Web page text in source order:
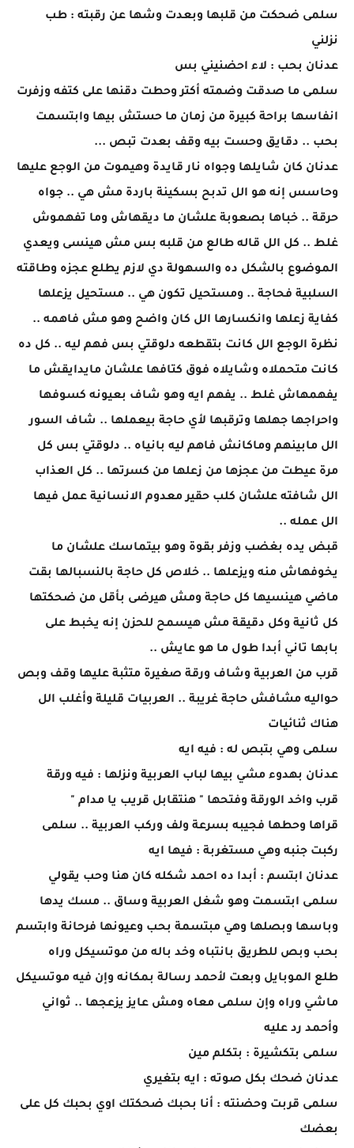
سلمى ضحكت من قلبها وبعدت وشها عن رقبته : طب
نزلني
عدنان بحب : لاء احضنيني بس
سلمى ما صدقت وضمته أكتر وحطت دقنها على كتفه وزفرت
انفاسها براحة كبيرة من زمان ما حستش بيها وابتسمت
بحب .. دقايق وحست بيه وقف بعدت تبص ...
عدنان كان شايلها وجواه نار قايدة وهيموت من الوجع عليها
وحاسس إنه هو الل تدبح بسكينة باردة مش هي .. جواه
حرقة .. خباها بصعوبة علشان ما ديقهاش وما تفهموش
غلط .. كل الل قاله طالع من قلبه بس مش هينسى ويعدي
الموضوع بالشكل ده والسهولة دي لازم يطلع عجزه وطاقته
السلبية فحاجة .. ومستحيل تكون هي .. مستحيل يزعلها
كفاية زعلها وانكسارها الل كان واضح وهو مش فاهمه ..
نظرة الوجع الل كانت بتقطعه دلوقتي بس فهم ليه .. كل ده
كانت متحملاه وشايلاه فوق كتافها علشان مايدايقش ما
يفهمهاش غلط .. يفهم ايه وهو شاف بعيونه كسوفها
واحراجها جهلها وترقبها لأي حاجة بيعملها .. شاف السور
الل مابينهم وماكانش فاهم ليه بانياه .. دلوقتي بس كل
مرة عيطت من عجزها من زعلها من كسرتها .. كل العذاب
الل شافته علشان كلب حقير معدوم الانسانية عمل فيها
الل عمله ..
قبض يده بغضب وزفر بقوة وهو بيتماسك علشان ما
يخوفهاش منه ويزعلها .. خلاص كل حاجة بالنسبالها بقت
ماضي هينسيها كل حاجة ومش هيرضى بأقل من ضحكتها
كل ثانية وكل دقيقة مش هيسمح للحزن إنه يخبط على
بابها تاني أبدا طول ما هو عايش ..
قرب من العربية وشاف ورقة صغيرة متثبة عليها وقف وبص
حواليه مشافش حاجة غريبة .. العربيات قليلة وأغلب الل
هناك ثنائيات
سلمى وهي بتبص له : فيه ايه
عدنان بهدوء مشي بيها لباب العربية ونزلها : فيه ورقة
قرب واخد الورقة وفتحها " هنتقابل قريب يا مدام "
قراها وحطها فجيبه بسرعة ولف وركب العربية .. سلمى
ركبت جنبه وهي مستغربة : فيها ايه
عدنان ابتسم : أبدا ده احمد شكله كان هنا وحب يقولي
سلمى ابتسمت وهو شغل العربية وساق .. مسك يدها
وباسها وبصلها وهي مبتسمة بحب وعيونها فرحانة وابتسم
بحب وبص للطريق بانتباه وخد باله من موتسيكل وراه
طلع الموبايل وبعت لأحمد رسالة بمكانه وإن فيه موتسيكل
ماشي وراه وإن سلمى معاه ومش عايز يزعجها .. ثواني
وأحمد رد عليه
سلمى بتكشيرة : بتكلم مين
عدنان ضحك بكل صوته : ايه بتغيري
سلمى قربت وحضنته : أنا بحبك ضحكتك اوي بحبك كل على
بعضك